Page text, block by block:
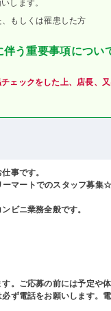
します。
もしくは罹患した方
う重要事項につい
ェックをした上、店長、
事です。
マートでのスタッフ募集
ビニ業務全般です。
。ご応募の前には予定や
ず電話をお願いします。